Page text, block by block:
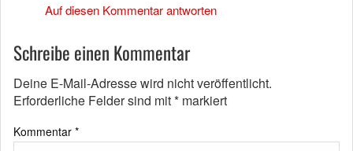
Auf diesen Kommentar antworten
Schreibe einen Kommentar
Deine E-Mail-Adresse wird nicht veröffentlicht.
Erforderliche Felder sind mit* markiert
Kommentar *